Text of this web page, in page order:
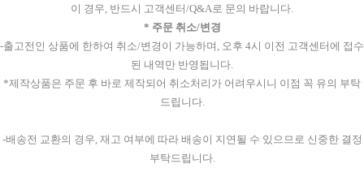
이 경우, 반드시 고객센터/Q&A로 문의 바랍니다.
* 주문 취소/변경
-출고전인 상품에 한하여 취소/변경이 가능하며, 오후 4시 이전 고객센터에 접수
된 내역만 반영됩니다.
*제작상품은 주문 후 바로 제작되어 취소처리가 어려우시니 이점 꼭 유의 부탁
드립니다.
-배송전 교환의 경우, 재고 여부에 따라 배송이 지연될 수 있으므로 신중한 결정
부탁드립니다.